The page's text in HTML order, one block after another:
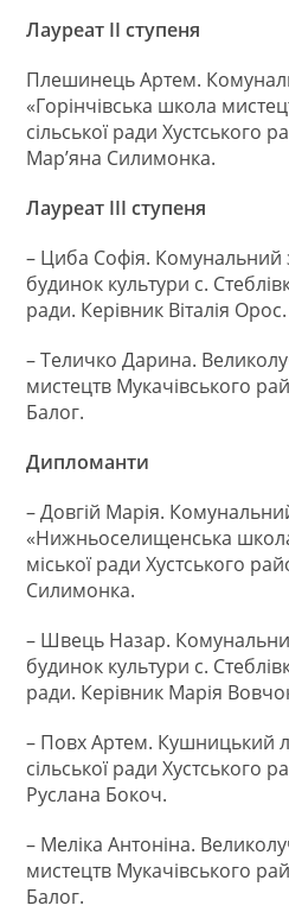
Лауреат ІІ ступеня
Плешинець Артем.
«Горінчівська школа
сільської ради Хустського
Мар’яна Силимонка.
Лауреат ІІІ ступеня
– Циба Софія. Комунальний
будинок культури с.
ради. Керівник Віталія Орос.
– Теличко Дарина.
мистецтв Мукачівського
Балог.
Дипломанти
– Довгій Марія.
«Нижньоселищенська
міської ради Хустського
Силимонка.
– Швець Назар.
будинок культури с.
ради. Керівник Марія
– Повх Артем. Кушницький
сільської ради Хустського
Руслана Бокоч.
– Меліка Антоніна.
мистецтв Мукачівського
Балог.